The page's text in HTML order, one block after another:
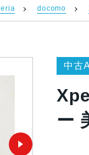
docomo
中古
ー